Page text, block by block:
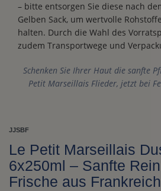
– bitte entsorgen Sie diese nach
Gelben Sack, um wertvolle
halten. Durch die Wahl des
zudem Transportwege und
Schenken Sie Ihrer Haut die sanfte
Petit Marseillais Flieder, jetzt bei
JJSBF
Le Petit Marseillais
6x250ml – Sanfte
Frische aus Frankreich